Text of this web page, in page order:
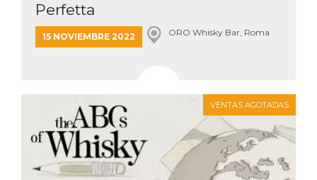
Perfetta
15 NOVIEMBRE 2022 ORO Whisky Bar, Roma
VENTAS AGOTADAS